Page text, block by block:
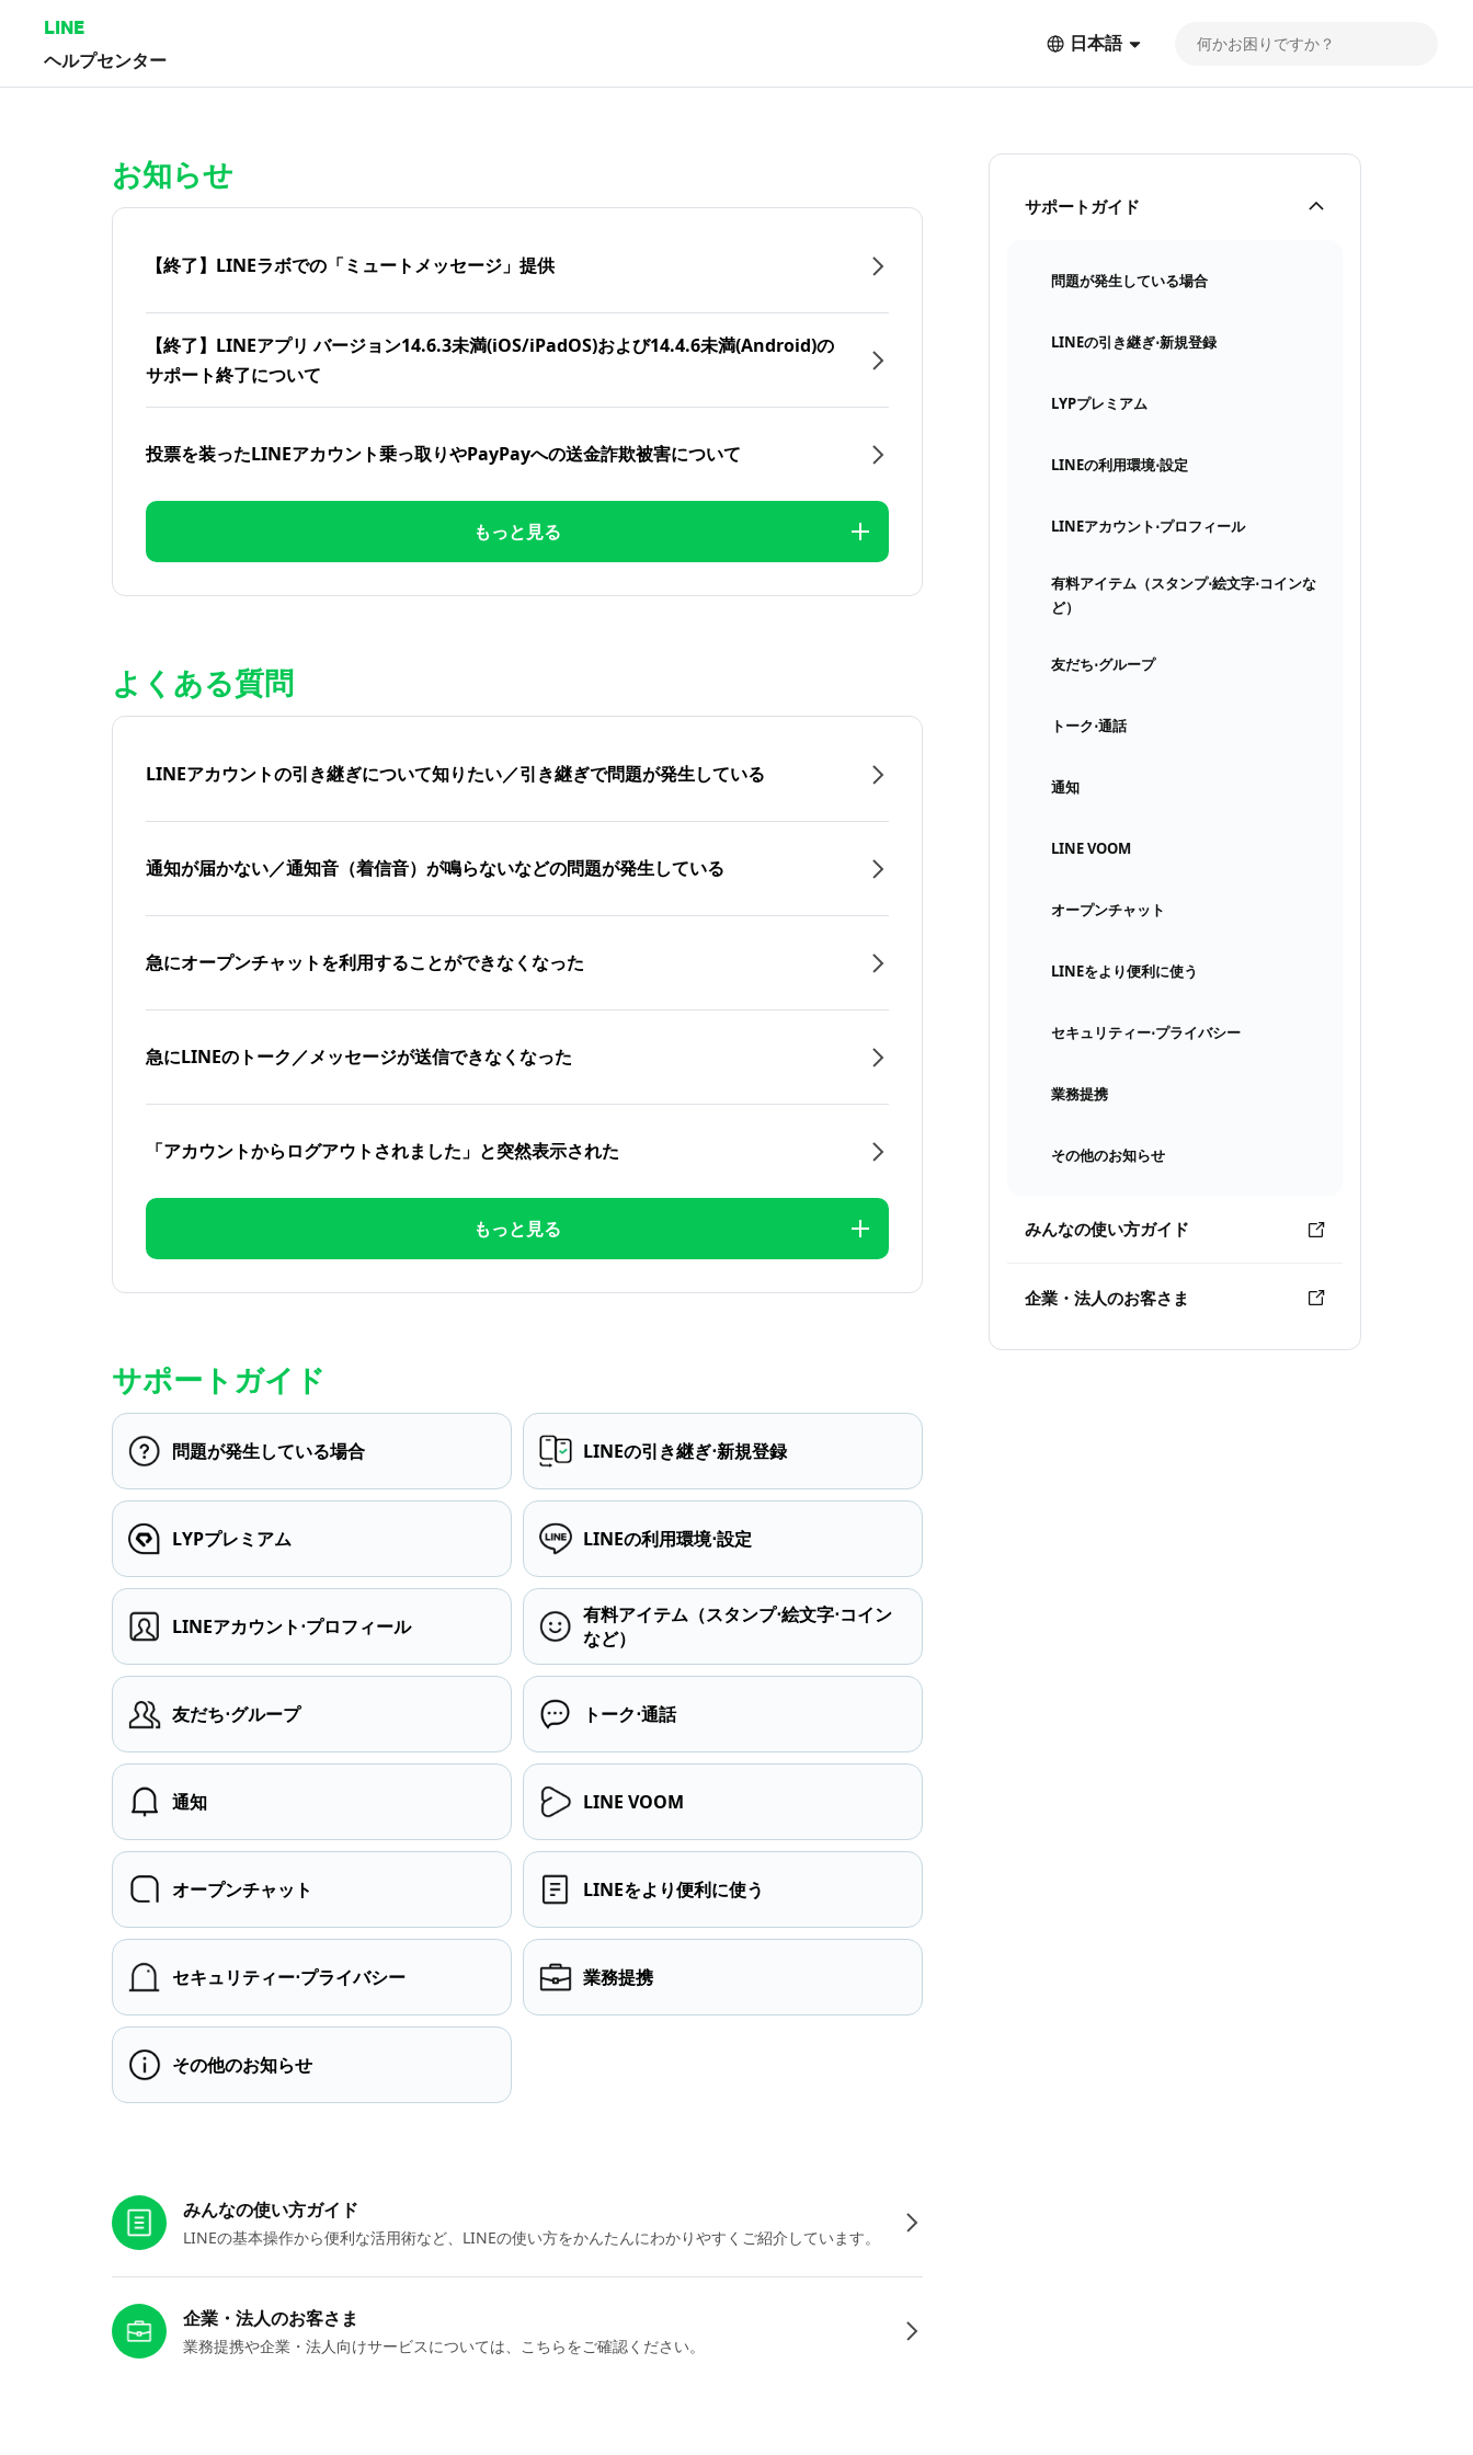
LINE
ヘルプセンター
日本語
サポートガイド
問題が発生している場合
LINEの引き継ぎ⋅新規登録
LYPプレミアム
LINEの利用環境⋅設定
LINEアカウント⋅プロフィール
有料アイテム（スタンプ⋅絵文字⋅コインな
ど）
友だち⋅グループ
トーク⋅通話
通知
LINE VOOM
オープンチャット
LINEをより便利に使う
セキュリティー⋅プライバシー
業務提携
その他のお知らせ
みんなの使い方ガイド
企業・法人のお客さま
お知らせ
【終了】LINEラボでの「ミュートメッセージ」提供
【終了】LINEアプリ バージョン14.6.3未満(iOS/iPadOS)および14.4.6未満(Android)の
サポート終了について
投票を装ったLINEアカウント乗っ取りやPayPayへの送金詐欺被害について
もっと見る
よくある質問
LINEアカウントの引き継ぎについて知りたい／引き継ぎで問題が発生している
通知が届かない／通知音（着信音）が鳴らないなどの問題が発生している
急にオープンチャットを利用することができなくなった
急にLINEのトーク／メッセージが送信できなくなった
「アカウントからログアウトされました」と突然表示された
もっと見る
サポートガイド
問題が発生している場合 LINEの引き継ぎ⋅新規登録
LYPプレミアム LINEの利用環境⋅設定
LINEアカウント⋅プロフィール
有料アイテム（スタンプ⋅絵文字⋅コイン
など）
友だち⋅グループ トーク⋅通話
通知 LINE VOOM
オープンチャット LINEをより便利に使う
セキュリティー⋅プライバシー 業務提携
その他のお知らせ
みんなの使い方ガイド
LINEの基本操作から便利な活用術など、LINEの使い方をかんたんにわかりやすくご紹介しています。
企業・法人のお客さま
業務提携や企業・法人向けサービスについては、こちらをご確認ください。